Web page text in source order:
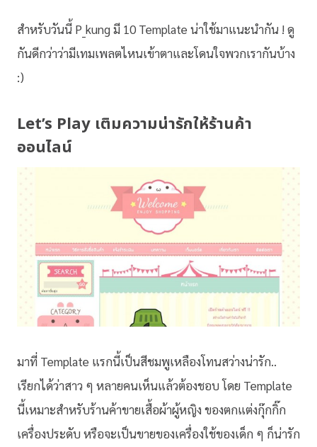
สำหรับวันนี้ P_kung มี 10 Template น่าใช้มาแนะนำกัน ! ดู
กันดีกว่าว่ามีเทมเพลตไหนเข้าตาและโดนใจพวกเรากันบ้าง
:)
Let’s Play เติมความน่ารักให้ร้านค้า
ออนไลน์
มาที่ Template แรกนี้เป็นสีชมพูเหลืองโทนสว่างน่ารัก..
เรียกได้ว่าสาว ๆ หลายคนเห็นแล้วต้องชอบ โดย Template
นี้เหมาะสำหรับร้านค้าขายเสื้อผ้าผู้หญิง ของตกแต่งกุ๊กกิ๊ก
เครื่องประดับ หรือจะเป็นขายของเครื่องใช้ของเด็ก ๆ ก็น่ารัก